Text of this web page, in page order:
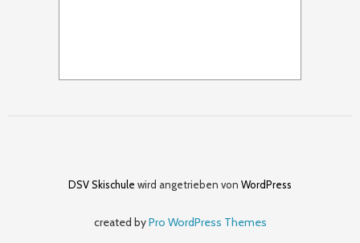
DSV Skischule wird angetrieben von WordPress
created byPro WordPress Themes